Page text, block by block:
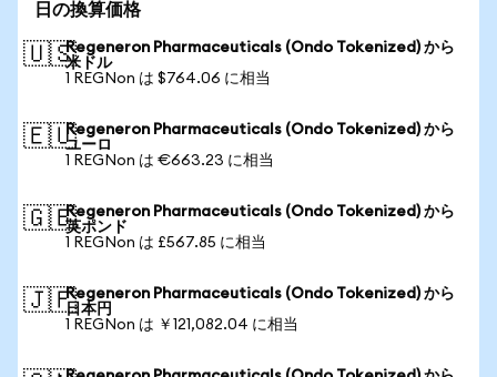
日の換算価格
🇺🇸Regeneron Pharmaceuticals (Ondo Tokenized) から
米ドル
1 REGNon は $764.06 に相当
🇪🇺Regeneron Pharmaceuticals (Ondo Tokenized) から
ユーロ
1 REGNon は €663.23 に相当
🇬🇧Regeneron Pharmaceuticals (Ondo Tokenized) から
英ポンド
1 REGNon は £567.85 に相当
🇯🇵Regeneron Pharmaceuticals (Ondo Tokenized) から
日本円
1 REGNon は ￥121,082.04 に相当